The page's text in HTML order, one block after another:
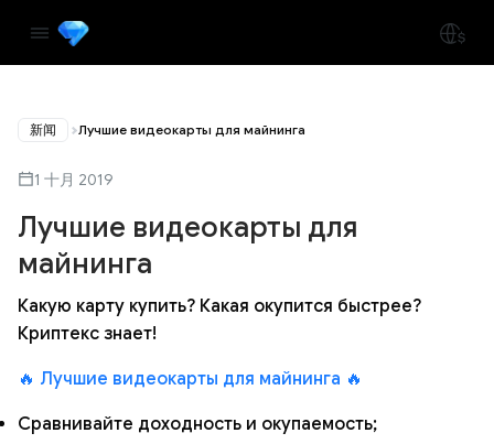
新闻 Лучшие видеокарты для майнинга
1 十月 2019
Лучшие видеокарты для
майнинга
Какую карту купить? Какая окупится быстрее?
Криптекс знает!
🔥 Лучшие видеокарты для майнинга 🔥
Сравнивайте доходность и окупаемость;